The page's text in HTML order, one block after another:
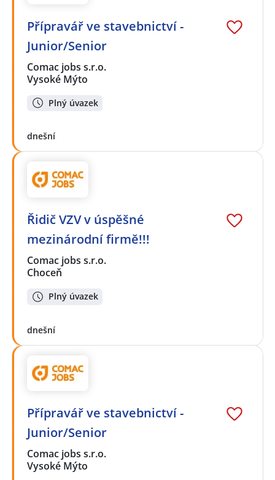
Přípravář ve stavebnictví -
Junior/Senior
Comac jobs s.r.o.
Vysoké Mýto
Plný úvazek
dnešní
Řidič VZV v úspěšné
mezinárodní firmě!!!
Comac jobs s.r.o.
Choceň
Plný úvazek
dnešní
Přípravář ve stavebnictví -
Junior/Senior
Comac jobs s.r.o.
Vysoké Mýto